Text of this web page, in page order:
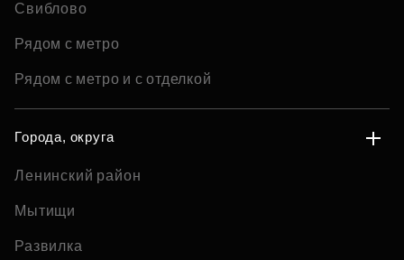
Свиблово
Рядом с метро
Рядом с метро и с отделкой
Города, округа
Ленинский район
Мытищи
Развилка